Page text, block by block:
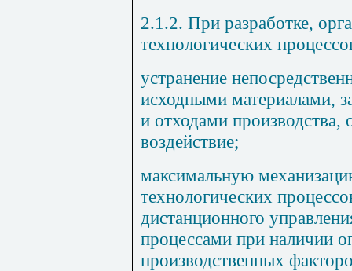
2.1.2. При разработке,
технологических
устранение
исходными материалами,
и отходами
воздействие;
максимальную
технологических
дистанционного
процессами при наличии
производственных